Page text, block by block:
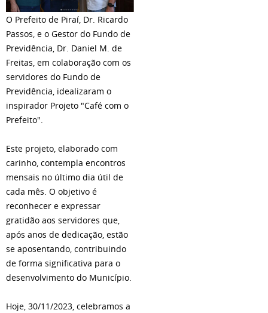
O Prefeito de Piraí, Dr. Ricardo
Passos, e o Gestor do Fundo de
Previdência, Dr. Daniel M. de
Freitas, em colaboração com os
servidores do Fundo de
Previdência, idealizaram o
inspirador Projeto "Café com o
Prefeito".
Este projeto, elaborado com
carinho, contempla encontros
mensais no último dia útil de
cada mês. O objetivo é
reconhecer e expressar
gratidão aos servidores que,
após anos de dedicação, estão
se aposentando, contribuindo
de forma significativa para o
desenvolvimento do Município.
Hoje, 30/11/2023, celebramos a